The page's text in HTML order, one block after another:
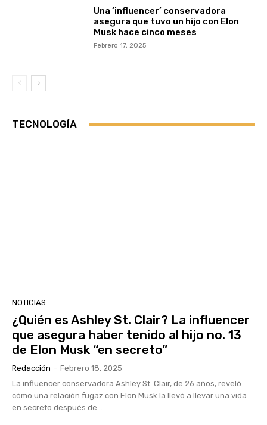
Una ‘influencer’ conservadora
asegura que tuvo un hijo con Elon
Musk hace cinco meses
Febrero 17, 2025
TECNOLOGÍA
NOTICIAS
¿Quién es Ashley St. Clair? La influencer
que asegura haber tenido al hijo no. 13
de Elon Musk “en secreto”
Redacción - Febrero 18, 2025
La influencer conservadora Ashley St. Clair, de 26 años, reveló
cómo una relación fugaz con Elon Musk la llevó a llevar una vida
en secreto después de...